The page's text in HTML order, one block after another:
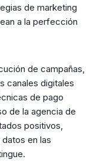
de marketing
a la perfección
de campañas,
canales digitales
de pago
de la agencia de
positivos,
en las